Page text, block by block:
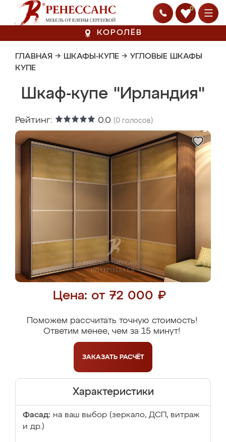
0
КОРОЛЁВ
ГЛАВНАЯ → ШКАФЫ-КУПЕ → УГЛОВЫЕ ШКАФЫ
КУПЕ
Шкаф-купе "Ирландия"
Рейтинг: 0.0 (0 голосов)
Цена: от 72 000 ₽
Поможем рассчитать точную стоимость!
Ответим менее, чем за 15 минут!
ЗАКАЗАТЬ РАСЧЁТ
Характеристики
Фасад: на ваш выбор (зеркало, ДСП, витраж
и др.)